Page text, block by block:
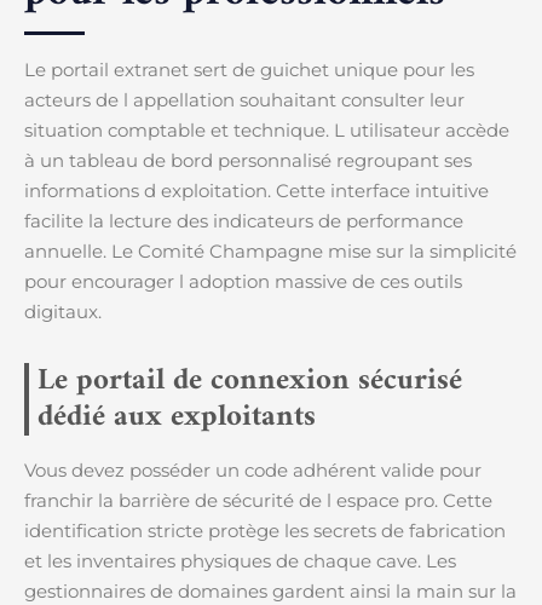
Le portail extranet sert de guichet unique pour les
acteurs de l appellation souhaitant consulter leur
situation comptable et technique. L utilisateur accède
à un tableau de bord personnalisé regroupant ses
informations d exploitation. Cette interface intuitive
facilite la lecture des indicateurs de performance
annuelle. Le Comité Champagne mise sur la simplicité
pour encourager l adoption massive de ces outils
digitaux.
Le portail de connexion sécurisé
dédié aux exploitants
Vous devez posséder un code adhérent valide pour
franchir la barrière de sécurité de l espace pro. Cette
identification stricte protège les secrets de fabrication
et les inventaires physiques de chaque cave. Les
gestionnaires de domaines gardent ainsi la main sur la